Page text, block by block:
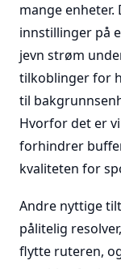
mange enheter.
innstillinger på
jevn strøm
tilkoblinger for
til
Hvorfor det er
forhindrer
kvaliteten for
Andre nyttige
pålitelig
flytte ruteren,